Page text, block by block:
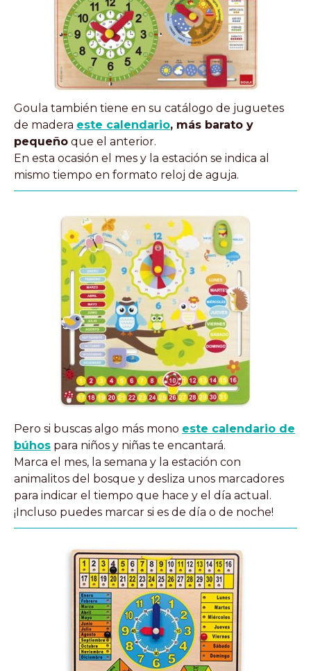
Goula también tiene en su catálogo de juguetes
de madera este calendario, más barato y
pequeño que el anterior.
En esta ocasión el mes y la estación se indica al
mismo tiempo en formato reloj de aguja.
Pero si buscas algo más mono este calendario de
búhos para niños y niñas te encantará.
Marca el mes, la semana y la estación con
animalitos del bosque y desliza unos marcadores
para indicar el tiempo que hace y el día actual.
¡Incluso puedes marcar si es de día o de noche!